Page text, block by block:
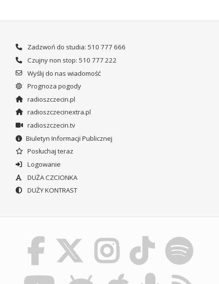
Zadzwoń do studia: 510 777 666
Czujny non stop: 510 777 222
Wyślij do nas wiadomość
Prognoza pogody
radioszczecin.pl
radioszczecinextra.pl
radioszczecin.tv
Biuletyn Informacji Publicznej
Posłuchaj teraz
Logowanie
DUŻA CZCIONKA
DUŻY KONTRAST